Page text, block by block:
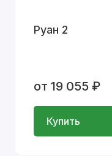
Руан 2
от 19 055 ₽
Купить